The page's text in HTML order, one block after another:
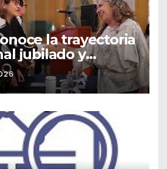
la trayectoria
jubilado y
legado